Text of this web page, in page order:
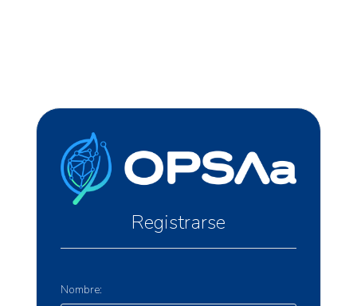
Registrarse
Nombre: